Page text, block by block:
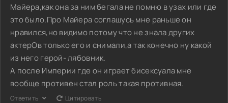
Майера,как она за ним бегала не помню в узах или где
это было.Про Майера соглашусь мне раньше он
нравился,но видимо потому что не знала других
актерОв только его и снимали,а так конечно ну какой
из него герой- лябовник.
А после Империи где он играет бисексуала мне
вообще противен стал роль такая противная.
Ответить Цитировать